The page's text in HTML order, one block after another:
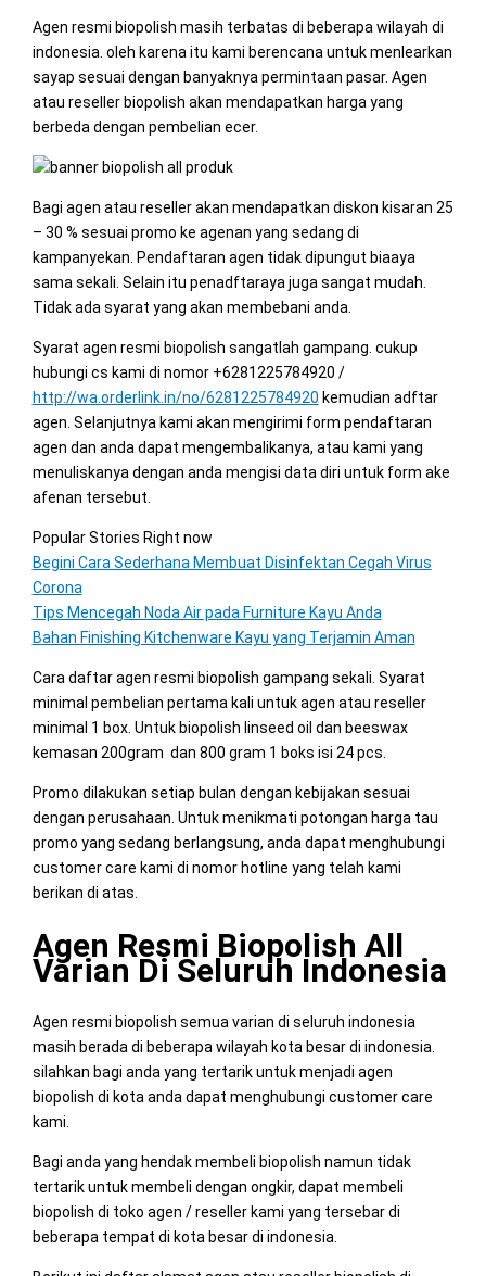
Agen resmi biopolish masih terbatas di beberapa wilayah di
indonesia. oleh karena itu kami berencana untuk menlearkan
sayap sesuai dengan banyaknya permintaan pasar. Agen
atau reseller biopolish akan mendapatkan harga yang
berbeda dengan pembelian ecer.
Bagi agen atau reseller akan mendapatkan diskon kisaran 25
– 30 % sesuai promo ke agenan yang sedang di
kampanyekan. Pendaftaran agen tidak dipungut biaaya
sama sekali. Selain itu penadftaraya juga sangat mudah.
Tidak ada syarat yang akan membebani anda.
Syarat agen resmi biopolish sangatlah gampang. cukup
hubungi cs kami di nomor +6281225784920 /
http://wa.orderlink.in/no/6281225784920 kemudian adftar
agen. Selanjutnya kami akan mengirimi form pendaftaran
agen dan anda dapat mengembalikanya, atau kami yang
menuliskanya dengan anda mengisi data diri untuk form ake
afenan tersebut.
Popular Stories Right now
Begini Cara Sederhana Membuat Disinfektan Cegah Virus
Corona
Tips Mencegah Noda Air pada Furniture Kayu Anda
Bahan Finishing Kitchenware Kayu yang Terjamin Aman
Cara daftar agen resmi biopolish gampang sekali. Syarat
minimal pembelian pertama kali untuk agen atau reseller
minimal 1 box. Untuk biopolish linseed oil dan beeswax
kemasan 200gram dan 800 gram 1 boks isi 24 pcs.
Promo dilakukan setiap bulan dengan kebijakan sesuai
dengan perusahaan. Untuk menikmati potongan harga tau
promo yang sedang berlangsung, anda dapat menghubungi
customer care kami di nomor hotline yang telah kami
berikan di atas.
Agen Resmi Biopolish All
Varian Di Seluruh Indonesia
Agen resmi biopolish semua varian di seluruh indonesia
masih berada di beberapa wilayah kota besar di indonesia.
silahkan bagi anda yang tertarik untuk menjadi agen
biopolish di kota anda dapat menghubungi customer care
kami.
Bagi anda yang hendak membeli biopolish namun tidak
tertarik untuk membeli dengan ongkir, dapat membeli
biopolish di toko agen / reseller kami yang tersebar di
beberapa tempat di kota besar di indonesia.